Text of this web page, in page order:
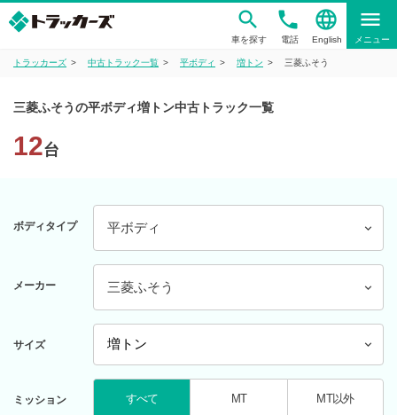
車を探す
phone
電話
language
English
menu
メニュー
トラッカーズ 中古トラック一覧 平ボディ 増トン 三菱ふそう
三菱ふそうの平ボディ増トン中古トラック一覧
12台
ボディタイプ 平ボディ
メーカー 三菱ふそう
サイズ
ミッション すべて MT MT以外